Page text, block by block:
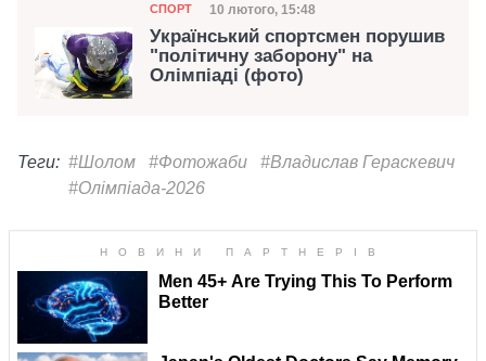
Категорія
СПОРТ Дата публікації
10 лютого, 15:48
Український спортсмен порушив
"політичну заборону" на
Олімпіаді (фото)
Теги: #Шолом #Фотожаби
#Владислав Гераскевич
#Олімпіада-2026